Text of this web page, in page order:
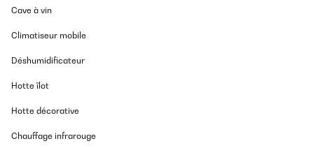
kleiner Arbeitsplatte.Anfangs tritt tatsächlich ein unangenehmer,
widerholter Benutzung jedoch gegeben.
Amazon-Benutzer
Cave à vin
Climatiseur mobile
Déshumidificateur
Hotte îlot
Hotte décorative
Chauffage infrarouge